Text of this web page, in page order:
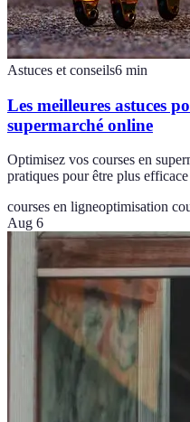
Astuces et conseils6 min
Les meilleures astuces
supermarché online
Optimisez vos courses en
pratiques pour être plus
courses en ligneoptimisation
Aug 6